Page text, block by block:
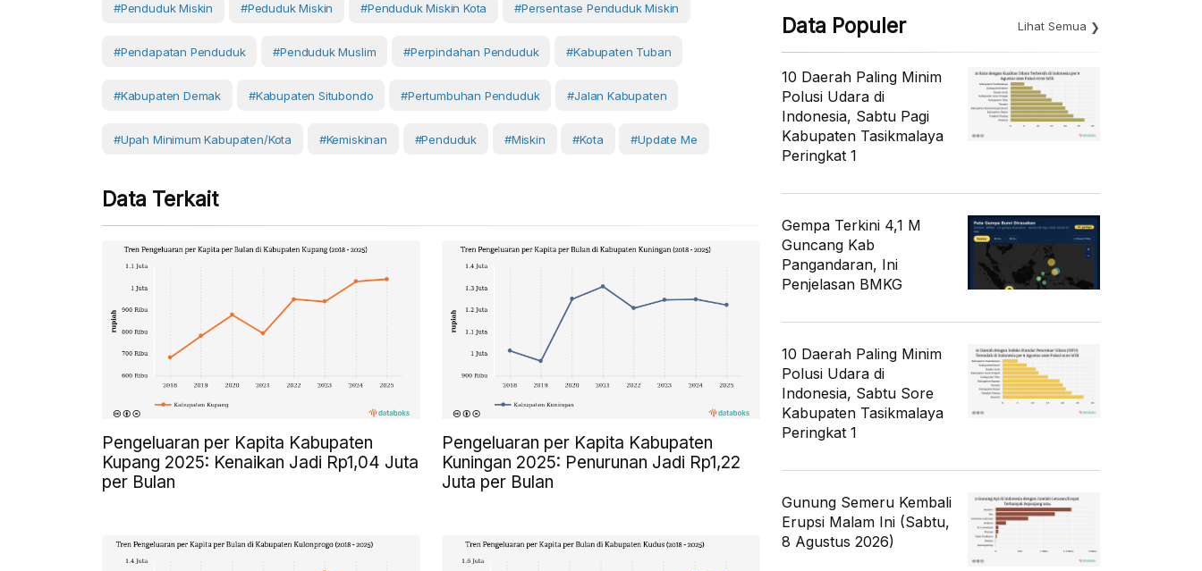
#Penduduk Miskin #Peduduk Miskin #Penduduk Miskin Kota #Persentase Penduduk Miskin
#pendapatan Penduduk #penduduk Muslim #perpindahan Penduduk #Kabupaten Tuban
#Kabupaten Demak #Kabupaten Situbondo #pertumbuhan Penduduk #Jalan Kabupaten
#upah Minimum Kabupaten/kota #Kemiskinan #Penduduk #Miskin #Kota #Update Me
Data Terkait
Pengeluaran per Kapita Kabupaten
Kupang 2025: Kenaikan Jadi Rp1,04 Juta
per Bulan
Pengeluaran per Kapita Kabupaten
Kuningan 2025: Penurunan Jadi Rp1,22
Juta per Bulan
Data Populer Lihat Semua
10 Daerah Paling Minim
Polusi Udara di
Indonesia, Sabtu Pagi
Kabupaten Tasikmalaya
Peringkat 1
Gempa Terkini 4,1 M
Guncang Kab
Pangandaran, Ini
Penjelasan BMKG
10 Daerah Paling Minim
Polusi Udara di
Indonesia, Sabtu Sore
Kabupaten Tasikmalaya
Peringkat 1
Gunung Semeru Kembali
Erupsi Malam Ini (Sabtu,
8 Agustus 2026)